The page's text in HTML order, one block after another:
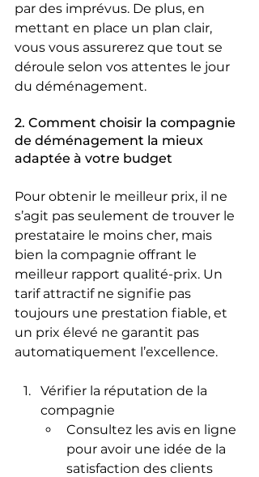
par des imprévus. De plus, en
mettant en place un plan clair,
vous vous assurerez que tout se
déroule selon vos attentes le jour
du déménagement.
2. Comment choisir la compagnie
de déménagement la mieux
adaptée à votre budget
Pour obtenir le meilleur prix, il ne
s’agit pas seulement de trouver le
prestataire le moins cher, mais
bien la compagnie offrant le
meilleur rapport qualité-prix. Un
tarif attractif ne signifie pas
toujours une prestation fiable, et
un prix élevé ne garantit pas
automatiquement l’excellence.
Vérifier la réputation de la
compagnie
Consultez les avis en ligne
pour avoir une idée de la
satisfaction des clients